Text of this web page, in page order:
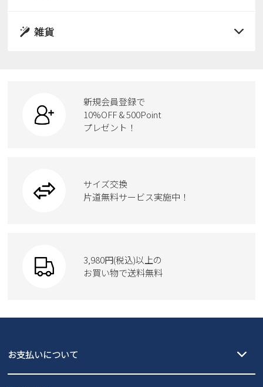
スニーカー
カジュアルシューズ
ワークシューズ
ウェア
moz
ローファー
ブーツ
Parade
GAP
サンダル
スクール
new balance
瞬足
ボディバッグ
ハンドバッグ
トートバッグ
雑貨
ケア用品
新規会員登録で
10%OFF & 500Point
プレゼント！
サイズ交換
片道無料サービス実施中！
3,980円(税込)以上の
お買い物で送料無料
お支払いについて